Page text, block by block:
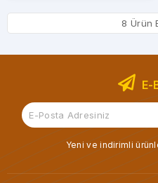
8 Ürün
E-
Yeni ve indirimli